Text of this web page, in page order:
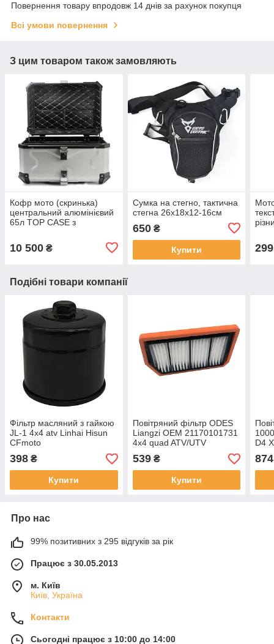
Повернення товару впродовж 14 днів за рахунок покупця
Всі умови повернення
З цим товаром також замовляють
Кофр мото (скринька)
центральний алюмінієвий
65л TOP CASE з
10 500 ₴
Сумка на стегно, тактична
стегна 26х18х12-16см
650₴
Купити 299
Подібні товари компанії
Фільтр масляний з гайкою
JL-1 4x4 atv Linhai Hisun
CFmoto
398 ₴
Купити
Повітряний фільтр ODES
Liangzi OEM 21170101731
4x4 quad ATV/UTV
539₴
Купити
D4
874
Про нас
99% позитивних з 295 відгуків за рік
Працює з 30.05.2013
м. Київ
Київ, Україна
Контакти
Сьогодні працює з 10:00 до 14:00